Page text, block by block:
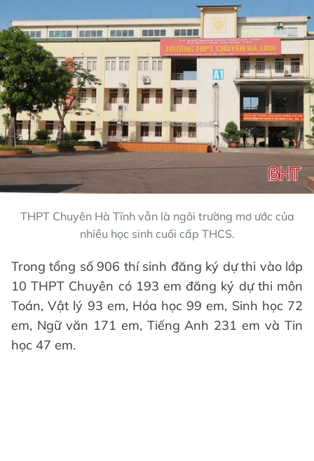
THPT Chuyên Hà Tĩnh vẫn là ngôi trường mơ ước của
nhiều học sinh cuối cấp THCS.
Trong tổng số 906 thí sinh đăng ký dự thi vào lớp
10 THPT Chuyên có 193 em đăng ký dự thi môn
Toán, Vật lý 93 em, Hóa học 99 em, Sinh học 72
em, Ngữ văn 171 em, Tiếng Anh 231 em và Tin
học 47 em.